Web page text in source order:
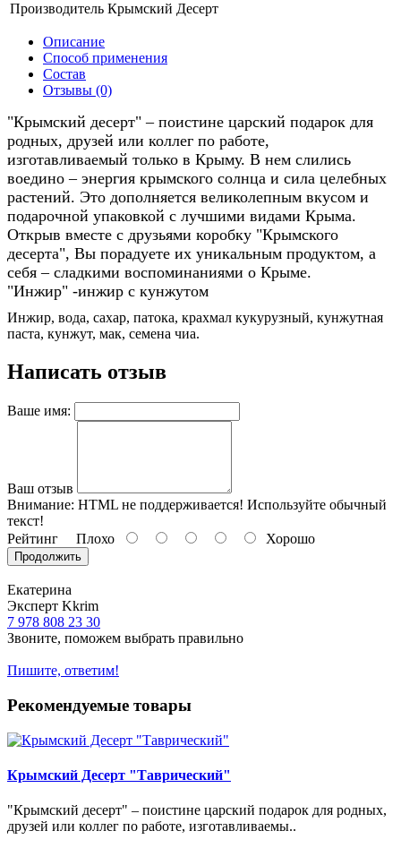
Производитель Крымский Десерт
Описание
Способ применения
Состав
Отзывы (0)
"Крымский десерт" – поистине царский подарок для
родных, друзей или коллег по работе,
изготавливаемый только в Крыму. В нем слились
воедино – энергия крымского солнца и сила целебных
растений. Это дополняется великолепным вкусом и
подарочной упаковкой с лучшими видами Крыма.
Открыв вместе с друзьями коробку "Крымского
десерта", Вы порадуете их уникальным продуктом, а
себя – сладкими воспоминаниями о Крыме.
"Инжир" -инжир с кунжутом
Инжир, вода, сахар, патока, крахмал кукурузный, кунжутная
паста, кунжут, мак, семена чиа.
Написать отзыв
Ваше имя:
Ваш отзыв
Внимание: HTML не поддерживается! Используйте обычный
текст!
Рейтинг Плохо Хорошо
Продолжить
Екатерина
Эксперт Kkrim
7 978 808 23 30
Звоните, поможем выбрать правильно
Пишите, ответим!
Рекомендуемые товары
Крымский Десерт "Таврический"
"Крымский десерт" – поистине царский подарок для родных,
друзей или коллег по работе, изготавливаемы..